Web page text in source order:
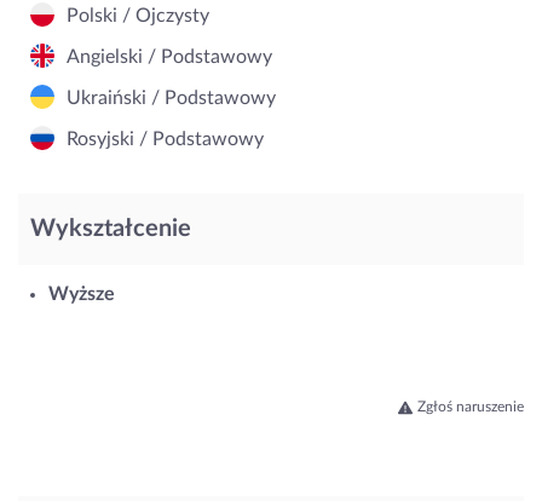
Polski / Ojczysty
Angielski / Podstawowy
Ukraiński / Podstawowy
Rosyjski / Podstawowy
Wykształcenie
Wyższe
Zgłoś naruszenie